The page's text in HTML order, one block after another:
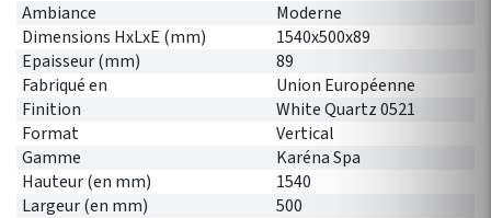
Ambiance
Moderne
Dimensions HxLxE (mm)
1540x500x89
Epaisseur (mm)
89
Fabriqué en
Union Européenne
Finition
White Quartz 0521
Format
Vertical
Gamme
Karéna Spa
Hauteur (en mm)
1540
Largeur (en mm)
500